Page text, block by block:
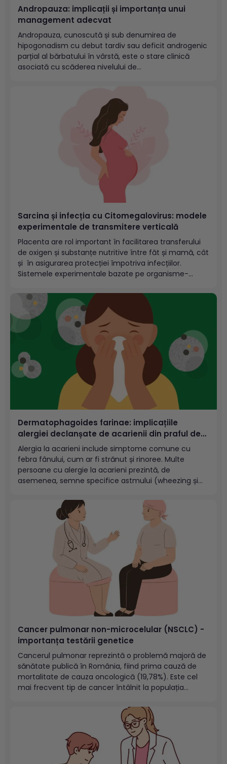
Andropauza: implicații și importanța unui
management adecvat
Andropauza, cunoscută și sub denumirea de
hipogonadism cu debut tardiv sau deficit androgenic
parțial al bărbatului în vârstă, este o stare clinică
asociată cu scăderea nivelului de
diferențierii foliculilor ovarieni, cu diferența că în cazul
Sarcina și infecția cu Citomegalovirus: modele
experimentale de transmitere verticală
Placenta are rol important în facilitarea transferului
de oxigen și substanțe nutritive între făt și mamă, cât
și în asigurarea protecției împotriva infecțiilor.
Sistemele experimentale bazate pe organisme-
complexității rolului de barieră exercitat de placentă,
ca interfață materno-fetală. Atunci când crește
permeabilitatea placentară, pot apărea...
Dermatophagoides farinae: implicațiile
alergiei declanșate de acarienii din praful de
casă
Alergia la acarieni include simptome comune cu
febra fânului, cum ar fi strănut și rinoree. Multe
persoane cu alergie la acarieni prezintă, de
asemenea, semne specifice astmului (wheezing și
Dermatophagoides farinae și Dermatophagoides
pteronyssinus Cauzele alergiei la Dermatophagoides
farinaeDiagnotiscul alergiei la acarieniEficacitatea pe
termen lung a...
Cancer pulmonar non-microcelular (NSCLC) -
importanța testării genetice
Cancerul pulmonar reprezintă o problemă majoră de
sănătate publică în România, fiind prima cauză de
mortalitate de cauza oncologică (19,78%). Este cel
mai frecvent tip de cancer întâlnit la populația